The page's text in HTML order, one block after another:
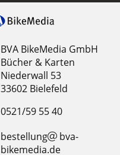
BVA BikeMedia GmbH
Bücher & Karten
Niederwall 53
33602 Bielefeld
0521/59 55 40
bestellung
bva-
bikemedia.de